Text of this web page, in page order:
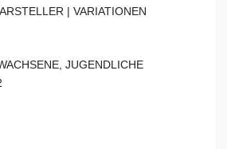
| VARIATIONEN
JUGENDLICHE